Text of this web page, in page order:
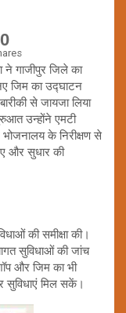
0
ने गाजीपुर जिले का
नए जिम का उद्घाटन
से जायजा लिया
उन्होंने एमटी
भोजनालय के निरीक्षण से
और सुधार की
की समीक्षा की।
सुविधाओं की जांच
और जिम का भी
सुविधाएं मिल सकें।